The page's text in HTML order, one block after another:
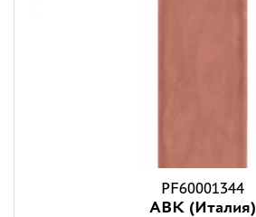
PF60001344
ABK (Италия)